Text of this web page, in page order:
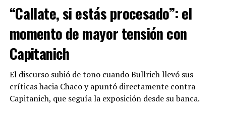
“Callate, si estás procesado”: el
momento de mayor tensión con
Capitanich
El discurso subió de tono cuando Bullrich llevó sus
críticas hacia Chaco y apuntó directamente contra
Capitanich, que seguía la exposición desde su banca.